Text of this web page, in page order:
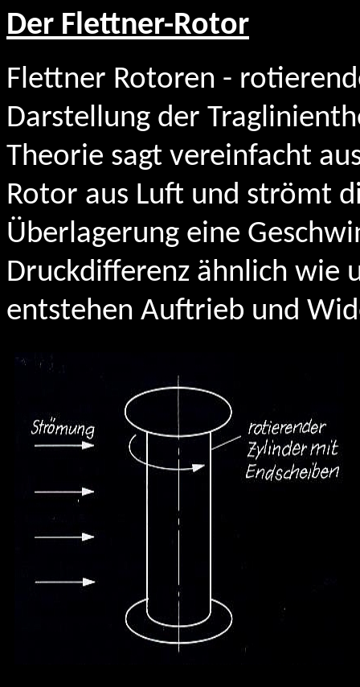
Der Flettner-Rotor
Flettner Rotoren -
Darstellung der
Theorie sagt vereinfacht
Rotor aus Luft und strömt
Überlagerung eine
Druckdifferenz ähnlich wie
entstehen Auftrieb und